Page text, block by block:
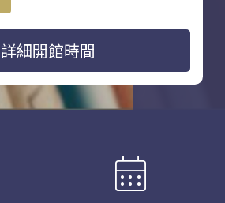
詳細開館時間
calendar_month